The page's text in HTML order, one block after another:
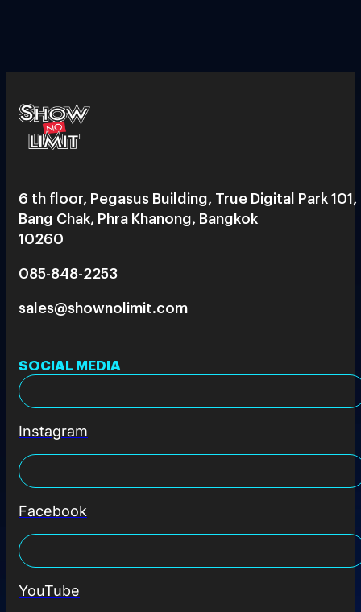
6 th floor, Pegasus Building, True Digital Park 101,
Bang Chak, Phra Khanong, Bangkok
10260
085-848-2253
sales@shownolimit.com
SOCIAL MEDIA
Instagram
Facebook
YouTube